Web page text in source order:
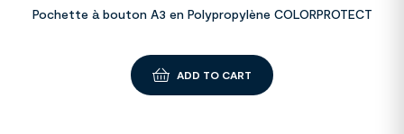
Pochette à bouton A3 en Polypropylène COLORPROTECT
ADD TO CART